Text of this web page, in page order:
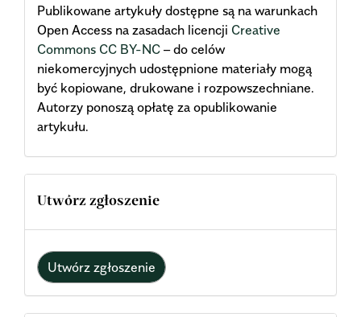
Publikowane artykuły dostępne są na warunkach
Open Access na zasadach licencji Creative
Commons CC BY-NC – do celów
niekomercyjnych udostępnione materiały mogą
być kopiowane, drukowane i rozpowszechniane.
Autorzy ponoszą opłatę za opublikowanie
artykułu.
Utwórz zgłoszenie
Utwórz zgłoszenie